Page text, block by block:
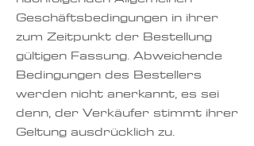
Geschäftsbedingungen in ihrer
zum Zeitpunkt der Bestellung
gültigen Fassung. Abweichende
Bedingungen des Bestellers
werden nicht anerkannt, es sei
denn, der Verkäufer stimmt ihrer
Geltung ausdrücklich zu.